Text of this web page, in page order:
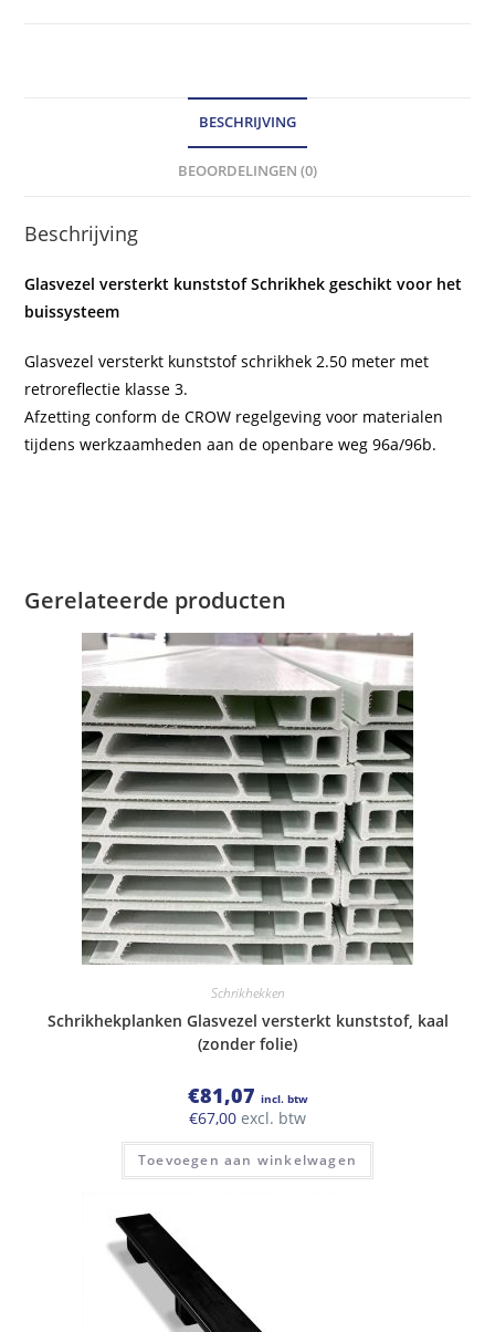
BESCHRIJVING
BEOORDELINGEN (0)
Beschrijving
Glasvezel versterkt kunststof Schrikhek geschikt voor het
buissysteem
Glasvezel versterkt kunststof schrikhek 2.50 meter met
retroreflectie klasse 3.
Afzetting conform de CROW regelgeving voor materialen
tijdens werkzaamheden aan de openbare weg 96a/96b.
Gerelateerde producten
Schrikhekken
Schrikhekplanken Glasvezel versterkt kunststof, kaal
(zonder folie)
€81,07 incl. btw
€67,00 excl. btw
Toevoegen aan winkelwagen